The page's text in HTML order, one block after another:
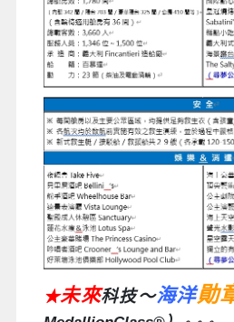
★未來科技～海洋勛